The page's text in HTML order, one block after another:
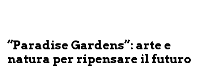
“Paradise Gardens”: arte e
natura per ripensare il futuro